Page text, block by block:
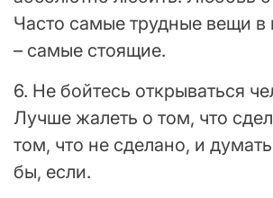
Часто самые трудные вещи
– самые стоящие.
6. Не бойтесь открываться
Лучше жалеть о том, что
том, что не сделано, и
бы, если.